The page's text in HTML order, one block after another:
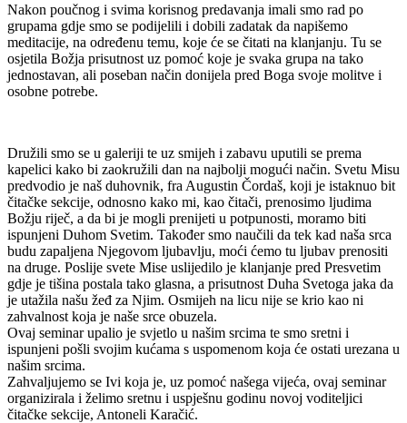
Nakon poučnog i svima korisnog predavanja imali smo rad po
grupama gdje smo se podijelili i dobili zadatak da napišemo
meditacije, na određenu temu, koje će se čitati na klanjanju. Tu se
osjetila Božja prisutnost uz pomoć koje je svaka grupa na tako
jednostavan, ali poseban način donijela pred Boga svoje molitve i
osobne potrebe.
Družili smo se u galeriji te uz smijeh i zabavu uputili se prema
kapelici kako bi zaokružili dan na najbolji mogući način. Svetu Misu
predvodio je naš duhovnik, fra Augustin Čordaš, koji je istaknuo bit
čitačke sekcije, odnosno kako mi, kao čitači, prenosimo ljudima
Božju riječ, a da bi je mogli prenijeti u potpunosti, moramo biti
ispunjeni Duhom Svetim. Također smo naučili da tek kad naša srca
budu zapaljena Njegovom ljubavlju, moći ćemo tu ljubav prenositi
na druge. Poslije svete Mise uslijedilo je klanjanje pred Presvetim
gdje je tišina postala tako glasna, a prisutnost Duha Svetoga jaka da
je utažila našu žeđ za Njim. Osmijeh na licu nije se krio kao ni
zahvalnost koja je naše srce obuzela.
Ovaj seminar upalio je svjetlo u našim srcima te smo sretni i
ispunjeni pošli svojim kućama s uspomenom koja će ostati urezana u
našim srcima.
Zahvaljujemo se Ivi koja je, uz pomoć našega vijeća, ovaj seminar
organizirala i želimo sretnu i uspješnu godinu novoj voditeljici
čitačke sekcije, Antoneli Karačić.